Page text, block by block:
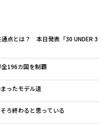
点とは？ 本日発表「30 UNDER 3
196カ国を制覇
ったモデル道
ろ終わると思っている